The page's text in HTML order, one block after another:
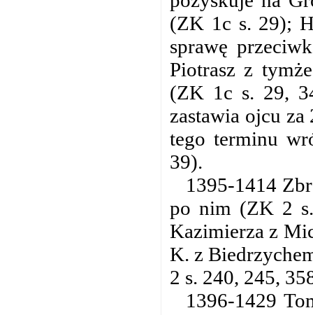
(ZK 1c s. 29);
sprawę
Piotrasz z
(ZK 1c s. 29,
zastawia ojcu
tego terminu
39).
1395-1414
po nim (ZK 2
Kazimierza z
K. z
2 s. 240, 245,
1396-1429